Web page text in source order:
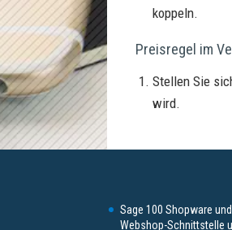
koppeln.
Preisregel im
Stellen Sie
wird.
Sage 100 Shopware
Webshop-Schnittstelle